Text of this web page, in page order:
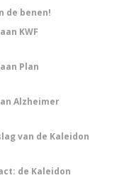
de benen!
KWF
Plan
Alzheimer
van de Kaleidon
de Kaleidon